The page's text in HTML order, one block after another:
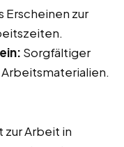
Erscheinen zur
Sorgfältiger
Arbeit in